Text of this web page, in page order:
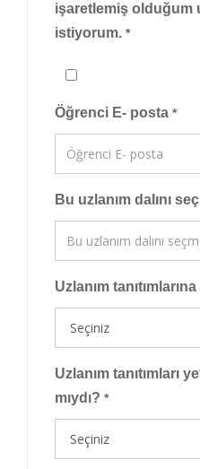
işaretlemiş olduğum
istiyorum. *
Öğrenci E- posta *
Bu uzlanım dalını
Uzlanım tanıtımlarına
Uzlanım tanıtımları
mıydı? *